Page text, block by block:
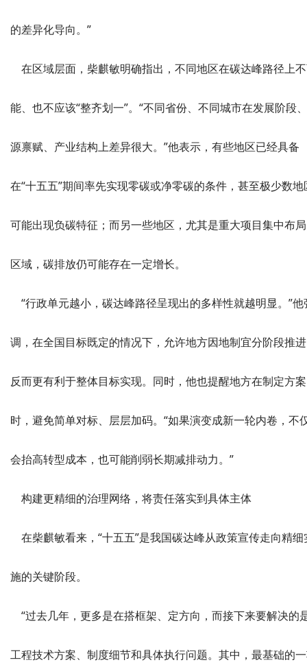
的差异化导向。”
在区域层面，柴麒敏明确指出，不同地区在碳达峰路径上
能、也不应该“整齐划一”。“不同省份、不同城市在发展阶段
源禀赋、产业结构上差异很大。”他表示，有些地区已经具备
在“十五五”期间率先实现零碳或净零碳的条件，甚至极少数地
可能出现负碳特征；而另一些地区，尤其是重大项目集中布
区域，碳排放仍可能存在一定增长。
“行政单元越小，碳达峰路径呈现出的多样性就越明显。”他
调，在全国目标既定的情况下，允许地方因地制宜分阶段推
反而更有利于整体目标实现。同时，他也提醒地方在制定方案
时，避免简单对标、层层加码。“如果演变成新一轮内卷，不
会抬高转型成本，也可能削弱长期减排动力。”
构建更精细的治理网络，将责任落实到具体主体
在柴麒敏看来，“十五五”是我国碳达峰从政策宣传走向精细
施的关键阶段。
“过去几年，更多是在搭框架、定方向，而接下来要解决的
工程技术方案、制度细节和具体执行问题。其中，最基础的